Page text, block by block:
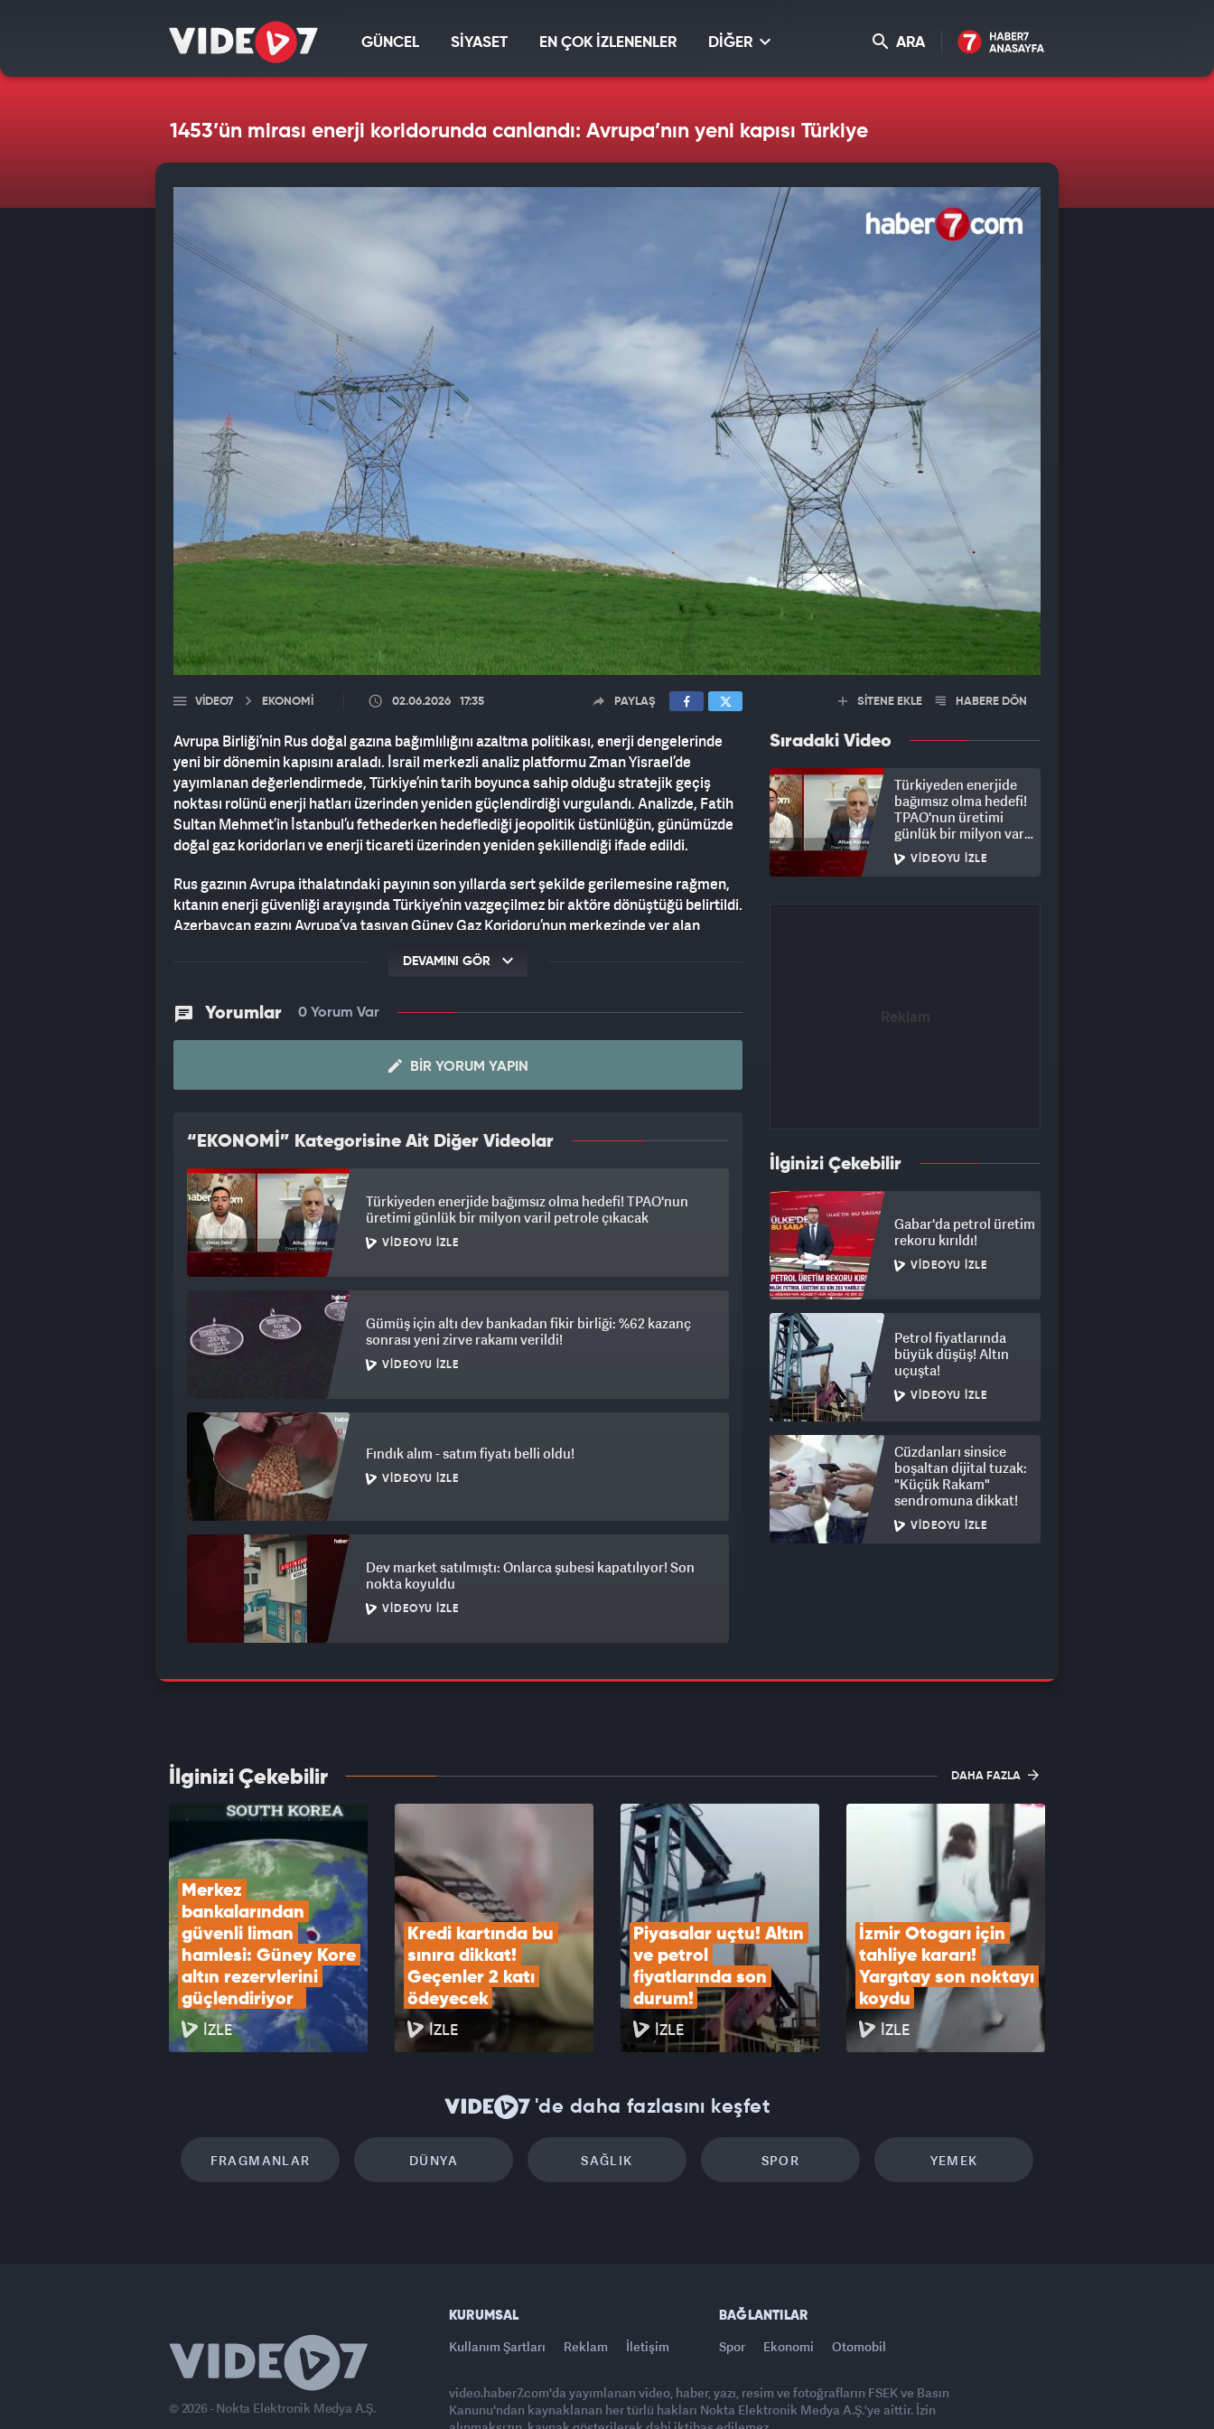
GÜNCEL SİYASET EN ÇOK İZLENENLER DİĞER ARA
1453’ün mirası enerji koridorunda canlandı: Avrupa’nın yeni kapısı Türkiye
VIDEO7 EKONOMİ 02.06.2026 17:35 PAYLAŞ
Avrupa Birliği’nin Rus doğal gazına bağımlılığını azaltma politikası, enerji dengelerinde
yeni bir dönemin kapısını araladı. İsrail merkezli analiz platformu Zman Yisrael’de
yayımlanan değerlendirmede, Türkiye’nin tarih boyunca sahip olduğu stratejik geçiş
noktası rolünü enerji hatları üzerinden yeniden güçlendirdiği vurgulandı. Analizde, Fatih
Sultan Mehmet’in İstanbul’u fethederken hedeflediği jeopolitik üstünlüğün, günümüzde
doğal gaz koridorları ve enerji ticareti üzerinden yeniden şekillendiği ifade edildi.
Rus gazının Avrupa ithalatındaki payının son yıllarda sert şekilde gerilemesine rağmen,
kıtanın enerji güvenliği arayışında Türkiye’nin vazgeçilmez bir aktöre dönüştüğü belirtildi.
Azerbaycan gazını Avrupa’ya taşıyan Güney Gaz Koridoru’nun merkezinde yer alan
değil, aynı zamanda enerji ticaretinde fiyat belirleyici bir merkez olmayı hedeflediği
Analizde, Türkiye’nin NATO üyesi olması nedeniyle Avrupa’nın Ankara’ya karşı Rusya’ya
uyguladığı türden bir baskı mekanizması geliştirmesinin zor olduğuna dikkat çekildi.
İsrail’in Avrupa’ya doğrudan enerji taşımayı amaçlayan EastMed projesinin
belirsizliklerle karşı karşıya olduğu, buna karşılık Türkiye’nin geliştirdiği enerji ve ulaşım
güvenlik alanından çok enerji ve ticaret hatları üzerinden yürüttüğü değerlendirmesi
yapıldı.
DEVAMINI GÖR
Yorumlar 0 Yorum Var
BIR YORUM YAPIN
“EKONOMİ” Kategorisine Ait Diğer Videolar
Türkiyeden enerjide bağımsız olma hedefi! TPAO'nun
üretimi günlük bir milyon varil petrole çıkacak
VIDEOYU İZLE
Gümüş için altı dev bankadan fikir birliği: %62 kazanç
sonrası yeni zirve rakamı verildi!
VIDEOYU İZLE
Fındık alım - satım fiyatı belli oldu!
VIDEOYU İZLE
Dev market satılmıştı: Onlarca şubesi kapatılıyor! Son
nokta koyuldu
VIDEOYU İZLE
Altında yeni zirve mi, sert satış mı? Gözler ABD
verisinde!
VIDEOYU İZLE
SİTENE EKLE HABERE DÖN
Sıradaki Video
Türkiyeden enerjide
bağımsız olma hedefi!
TPAO'nun üretimi
günlük bir milyon varil
petrole çıkacak
VIDEOYU İZLE
İlginizi Çekebilir
Gabar'da petrol üretim
rekoru kırıldı!
VIDEOYU İZLE
Petrol fiyatlarında
büyük düşüş! Altın
uçuşta!
VIDEOYU İZLE
Cüzdanları sinsice
boşaltan dijital tuzak:
"Küçük Rakam"
sendromuna dikkat!
VIDEOYU İZLE
İlginizi Çekebilir DAHA FAZLA
Merkez
bankalarından
güvenli liman
hamlesi: Güney Kore
altın rezervlerini
güçlendiriyor
İZLE
Kredi kartında bu
sınıra dikkat!
Geçenler 2 katı
ödeyecek
İZLE
Piyasalar uçtu! Altın
ve petrol
fiyatlarında son
durum!
İZLE
İzmir Otogarı için
tahliye kararı!
Yargıtay son noktayı
koydu
İZLE
'de daha fazlasını keşfet
FRAGMANLAR DÜNYA SAĞLIK SPOR YEMEK
© 2026 - Nokta Elektronik Medya A.Ş.
KURUMSAL
Kullanım Şartları Reklam İletişim
BAĞLANTILAR
Spor Ekonomi Otomobil
video.haber7.com'da yayımlanan video, haber, yazı, resim ve fotoğrafların FSEK ve Basın
Kanunu'ndan kaynaklanan her türlü hakları Nokta Elektronik Medya A.Ş.'ye aittir. İzin